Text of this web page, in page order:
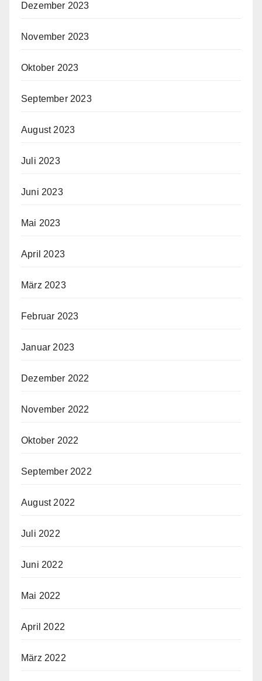
Dezember 2023
November 2023
Oktober 2023
September 2023
August 2023
Juli 2023
Juni 2023
Mai 2023
April 2023
März 2023
Februar 2023
Januar 2023
Dezember 2022
November 2022
Oktober 2022
September 2022
August 2022
Juli 2022
Juni 2022
Mai 2022
April 2022
März 2022